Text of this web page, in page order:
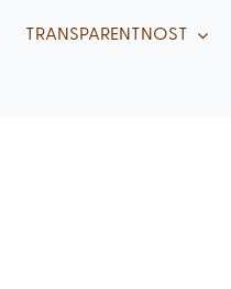
TRANSPARENTNOST